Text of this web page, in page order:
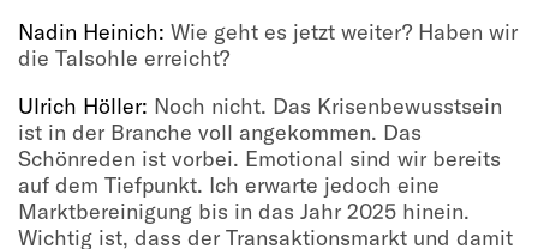
Nadin Heinich: Wie geht es jetzt weiter? Haben wir
die Talsohle erreicht?
Ulrich Höller: Noch nicht. Das Krisenbewusstsein
ist in der Branche voll angekommen. Das
Schönreden ist vorbei. Emotional sind wir bereits
auf dem Tiefpunkt. Ich erwarte jedoch eine
Marktbereinigung bis in das Jahr 2025 hinein.
Wichtig ist, dass der Transaktionsmarkt und damit